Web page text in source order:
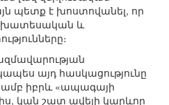
պետք է խոստովանել, որ
և
այդ հասկացությունը
իբրև «ապագայի
կան շատ ավելի կարևոր